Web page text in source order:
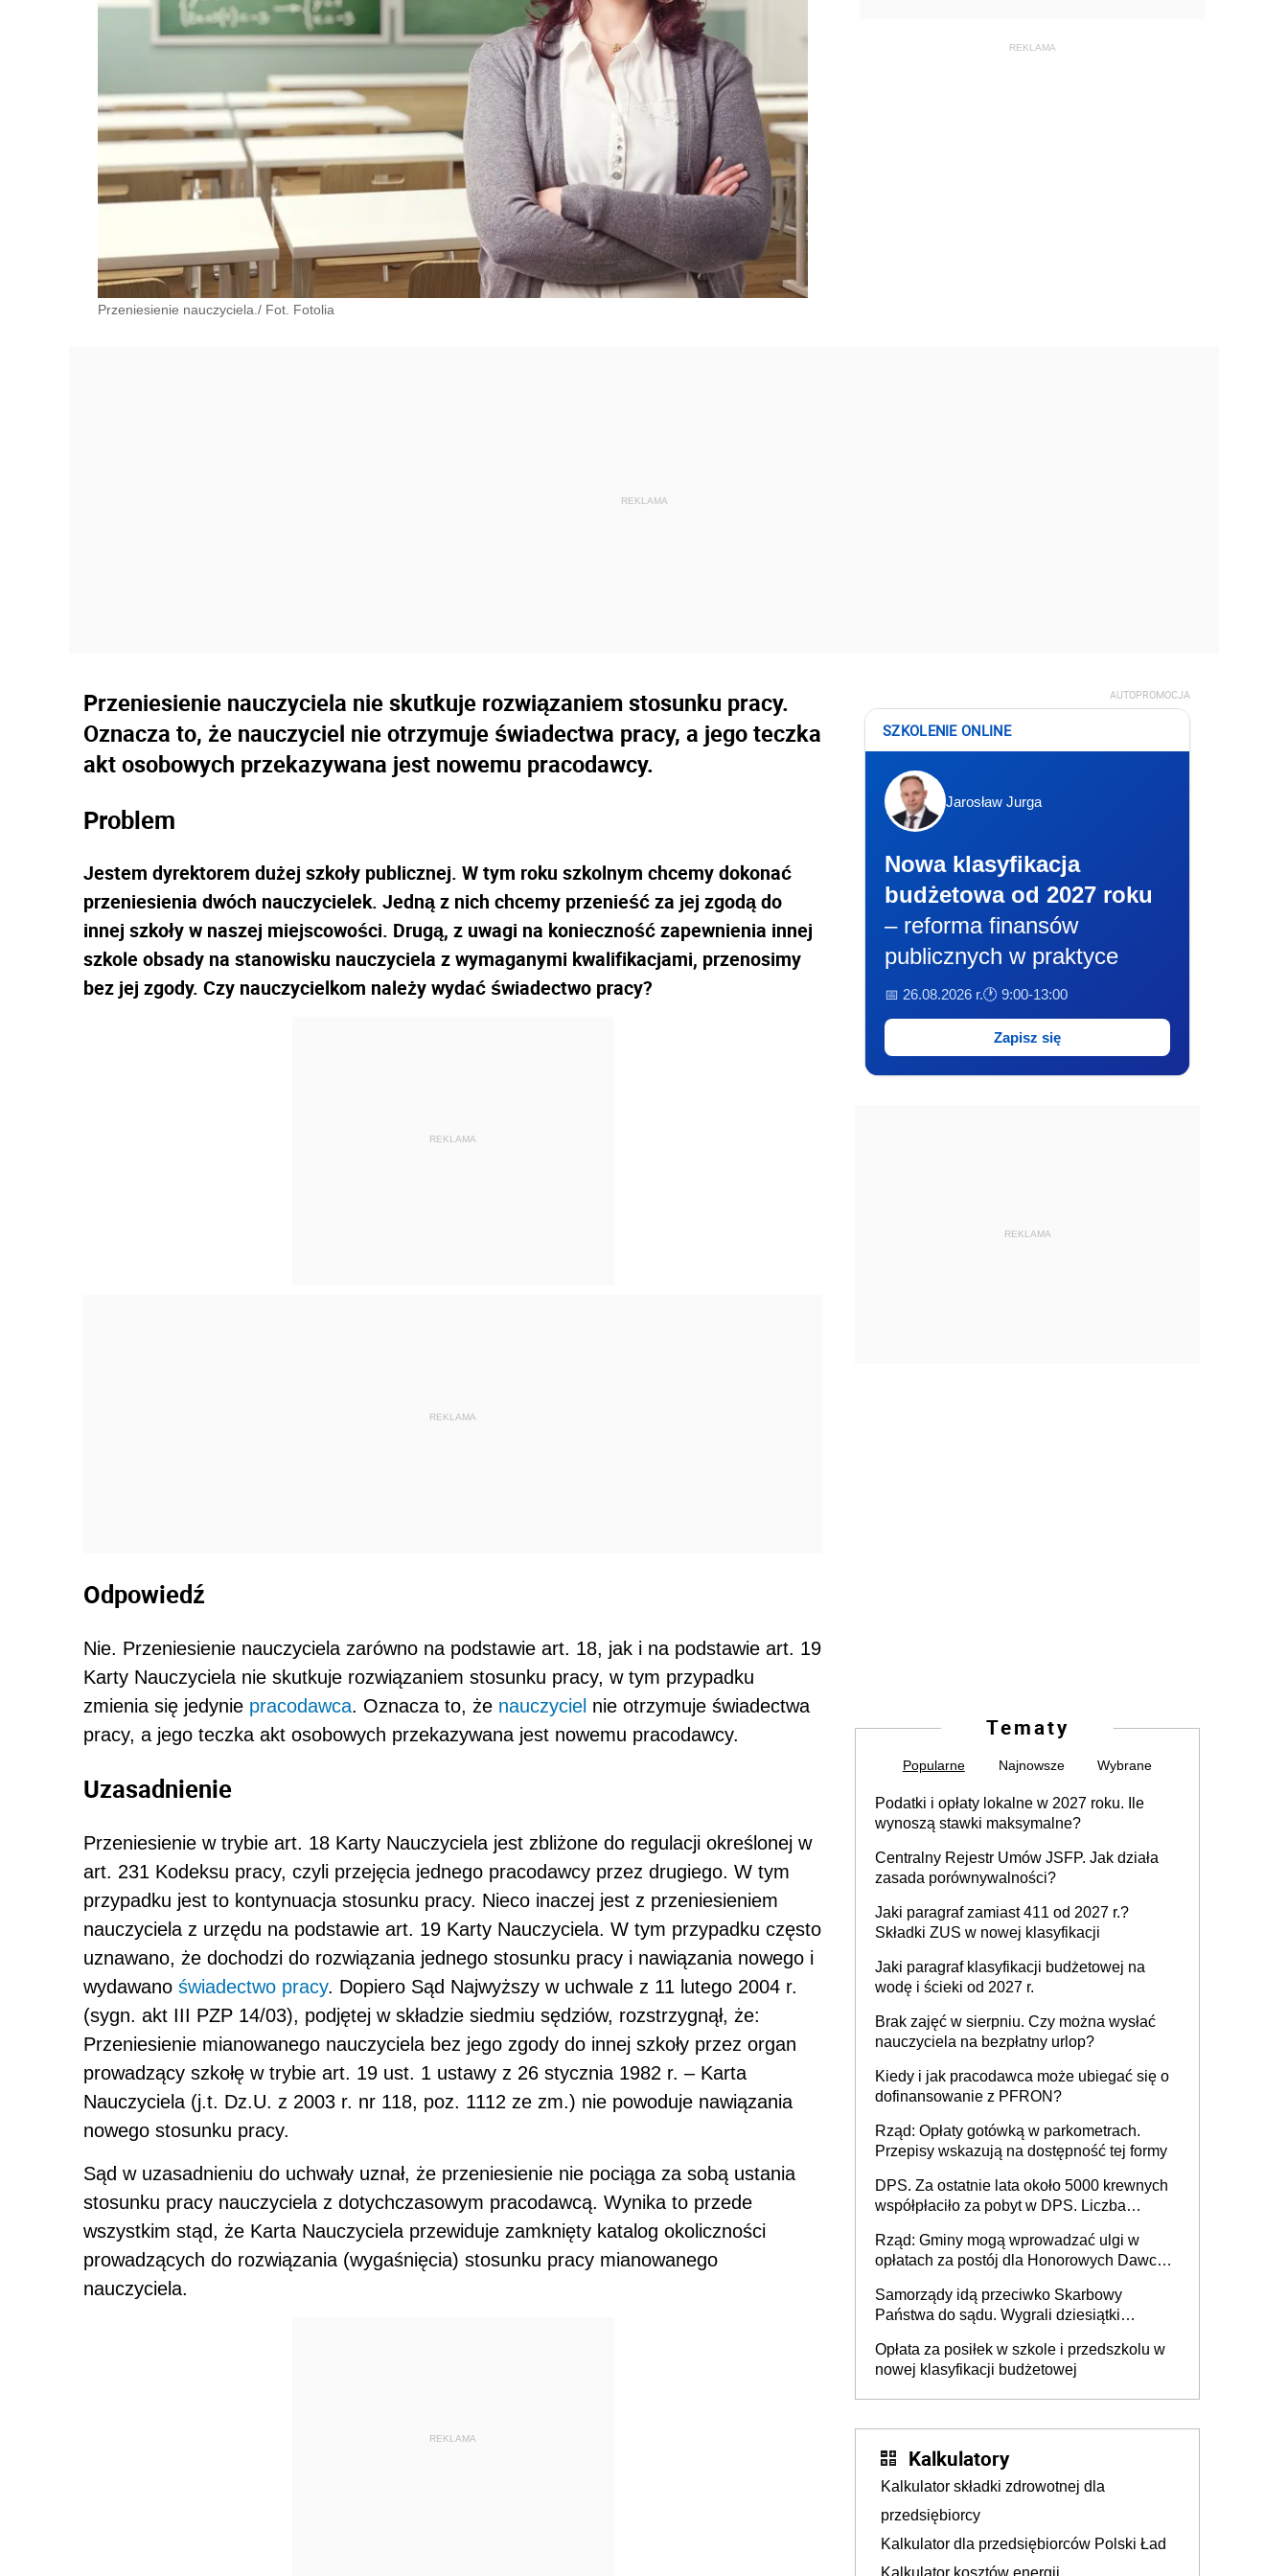
Przeniesienie nauczyciela./ Fot. Fotolia
Przeniesienie nauczyciela nie skutkuje rozwiązaniem stosunku pracy.
Oznacza to, że nauczyciel nie otrzymuje świadectwa pracy, a jego teczka
akt osobowych przekazywana jest nowemu pracodawcy.
Problem
Jestem dyrektorem dużej szkoły publicznej. W tym roku szkolnym chcemy dokonać
przeniesienia dwóch nauczycielek. Jedną z nich chcemy przenieść za jej zgodą do
innej szkoły w naszej miejscowości. Drugą, z uwagi na konieczność zapewnienia innej
szkole obsady na stanowisku nauczyciela z wymaganymi kwalifikacjami, przenosimy
bez jej zgody. Czy nauczycielkom należy wydać świadectwo pracy?
REKLAMA
REKLAMA
Odpowiedź
Nie. Przeniesienie nauczyciela zarówno na podstawie art. 18, jak i na podstawie art. 19
Karty Nauczyciela nie skutkuje rozwiązaniem stosunku pracy, w tym przypadku
zmienia się jedynie pracodawca. Oznacza to, że nauczyciel nie otrzymuje świadectwa
pracy, a jego teczka akt osobowych przekazywana jest nowemu pracodawcy.
Uzasadnienie
Przeniesienie w trybie art. 18 Karty Nauczyciela jest zbliżone do regulacji określonej w
art. 231 Kodeksu pracy, czyli przejęcia jednego pracodawcy przez drugiego. W tym
przypadku jest to kontynuacja stosunku pracy. Nieco inaczej jest z przeniesieniem
nauczyciela z urzędu na podstawie art. 19 Karty Nauczyciela. W tym przypadku często
uznawano, że dochodzi do rozwiązania jednego stosunku pracy i nawiązania nowego i
wydawano świadectwo pracy. Dopiero Sąd Najwyższy w uchwale z 11 lutego 2004 r.
(sygn. akt III PZP 14/03), podjętej w składzie siedmiu sędziów, rozstrzygnął, że:
Przeniesienie mianowanego nauczyciela bez jego zgody do innej szkoły przez organ
prowadzący szkołę w trybie art. 19 ust. 1 ustawy z 26 stycznia 1982 r. – Karta
Nauczyciela (j.t. Dz.U. z 2003 r. nr 118, poz. 1112 ze zm.) nie powoduje nawiązania
nowego stosunku pracy.
Sąd w uzasadnieniu do uchwały uznał, że przeniesienie nie pociąga za sobą ustania
stosunku pracy nauczyciela z dotychczasowym pracodawcą. Wynika to przede
wszystkim stąd, że Karta Nauczyciela przewiduje zamknięty katalog okoliczności
prowadzących do rozwiązania (wygaśnięcia) stosunku pracy mianowanego
nauczyciela.
REKLAMA
AUTOPROMOCJA
SZKOLENIE ONLINE
Jarosław Jurga
Nowa klasyfikacja
budżetowa od 2027 roku
– reforma finansów
publicznych w praktyce
📅 26.08.2026 r.🕐 9:00-13:00
Zapisz się
REKLAMA
Tematy
Popularne Najnowsze Wybrane
Podatki i opłaty lokalne w 2027 roku. Ile
wynoszą stawki maksymalne?
Centralny Rejestr Umów JSFP. Jak działa
zasada porównywalności?
Jaki paragraf zamiast 411 od 2027 r.?
Składki ZUS w nowej klasyfikacji
Jaki paragraf klasyfikacji budżetowej na
wodę i ścieki od 2027 r.
Brak zajęć w sierpniu. Czy można wysłać
nauczyciela na bezpłatny urlop?
Kiedy i jak pracodawca może ubiegać się o
dofinansowanie z PFRON?
Rząd: Opłaty gotówką w parkometrach.
Przepisy wskazują na dostępność tej formy
DPS. Za ostatnie lata około 5000 krewnych
współpłaciło za pobyt w DPS. Liczba
Rząd: Gminy mogą wprowadzać ulgi w
opłatach za postój dla Honorowych Dawców
Samorządy idą przeciwko Skarbowy
Państwa do sądu. Wygrali dziesiątki
Opłata za posiłek w szkole i przedszkolu w
nowej klasyfikacji budżetowej
Kalkulatory
Kalkulator składki zdrowotnej dla
przedsiębiorcy
Kalkulator dla przedsiębiorców Polski Ład